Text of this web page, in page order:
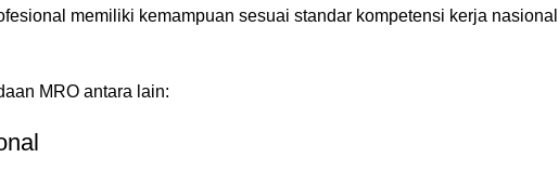
memiliki kemampuan sesuai standar kompetensi kerja nasional
MRO antara lain: